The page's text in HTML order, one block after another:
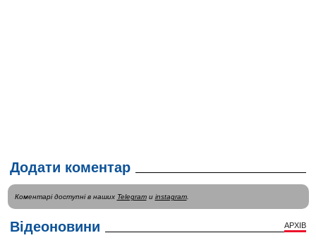
Додати коментар
Коментарі доступні в наших Telegramи instagram.
Відеоновини АРХІВ